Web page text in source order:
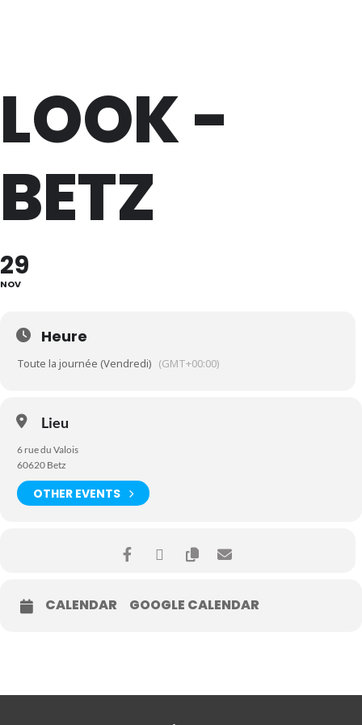
LOOK -
BETZ
29
NOV
Heure
Toute la journée (Vendredi) (GMT+00:00)
Lieu
6 rue du Valois
60620 Betz
OTHER EVENTS
CALENDAR GOOGLE CALENDAR